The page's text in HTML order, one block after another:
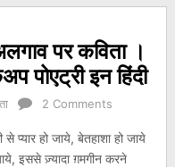
पर कविता ।
पोएट्री इन हिंदी
2 Comments
प्यार हो जाये, बेतहाशा हो जाये
इससे ज़्यादा ग़मगीन करने